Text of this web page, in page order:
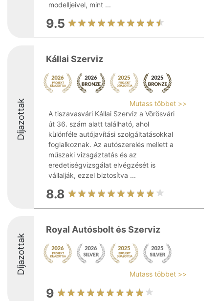
modelljeivel, mint ...
9.5
Díjazottak
Kállai Szerviz
Mutass többet >>
A tiszavasvári Kállai Szerviz a Vörösvári
út 36. szám alatt található, ahol
különféle autójavítási szolgáltatásokkal
foglalkoznak. Az autószerelés mellett a
műszaki vizsgáztatás és az
eredetiségvizsgálat elvégzését is
vállalják, ezzel biztosítva ...
8.8
Díjazottak
Royal Autósbolt és Szerviz
Mutass többet >>
9